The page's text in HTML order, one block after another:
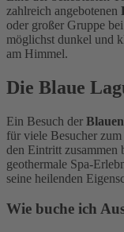
zahlreich angebotenen
oder großer Gruppe
möglichst dunkel und
am Himmel.
Die Blaue
Ein Besuch der
für viele Besucher
den Eintritt zusammen
geothermale Spa-
seine heilenden
Wie buche ich